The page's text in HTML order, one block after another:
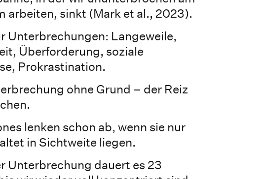
arbeiten, sinkt (Mark et al., 2023).
Unterbrechungen: Langeweile,
Überforderung, soziale
Prokrastination.
ohne Grund – der Reiz
lenken schon ab, wenn sie nur
in Sichtweite liegen.
Unterbrechung dauert es 23